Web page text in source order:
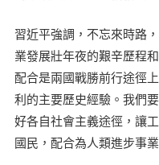
習近平強調，不忘來時路
業發展壯年夜的艱辛歷程
配合是兩國戰勝前行途徑
利的主要歷史經驗。我們
好各自社會主義途徑，讓
國民，配合為人類進步事